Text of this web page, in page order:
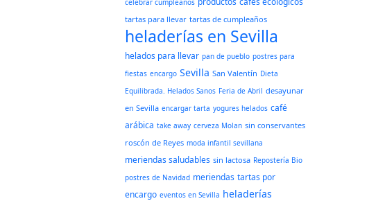
celebrar cumpleaños
tartas para llevar tartas de cumpleaños
heladerías en Sevilla
helados para llevar pan de pueblo postres para
fiestas encargo Sevilla San Valentín Dieta
Equilibrada. Helados Sanos Feria de Abril desayunar
en Sevilla encargar tarta yogures helados café
arábica take away cerveza Molan sin conservantes
roscón de Reyes moda infantil sevillana
meriendas saludables sin lactosa Repostería Bio
postres de Navidad meriendas tartas por
encargo eventos en Sevilla heladerías